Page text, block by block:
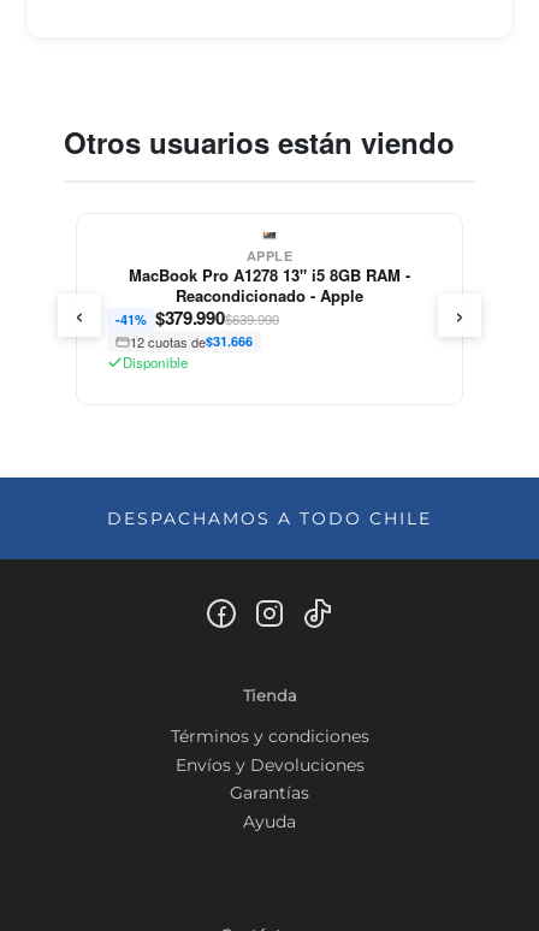
Otros usuarios están viendo
APPLE
MacBook Pro A1278 13" i5 8GB RAM -
Reacondicionado - Apple
-41% $379.990$639.990
12 cuotas de$31.666
Disponible
‹ ›
DESPACHAMOS A TODO CHILE
Tienda
Términos y condiciones
Envíos y Devoluciones
Garantías
Ayuda